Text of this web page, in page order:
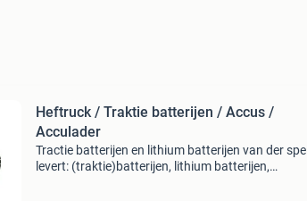
Heftruck / Traktie batterijen / Accus /
Acculader
Tractie batterijen en lithium batterijen van der
levert: (traktie)batterijen, lithium batterijen,